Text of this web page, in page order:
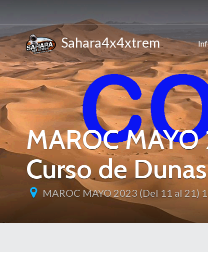
Sahara4x4xtrem
MAROC MAYO
Curso de Dunas
MAROC MAYO 2023 (Del 11 al 21)